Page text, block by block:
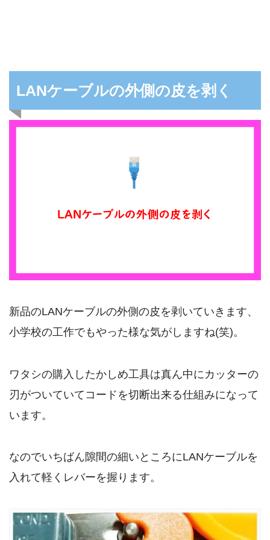
LANケーブルの外側の皮を剥く
新品のLANケーブルの外側の皮を剥いていきます、
小学校の工作でもやった様な気がしますね(笑)。
ワタシの購入したかしめ工具は真ん中にカッターの
刃がついていてコードを切断出来る仕組みになって
います。
なのでいちばん隙間の細いところにLANケーブルを
入れて軽くレバーを握ります。